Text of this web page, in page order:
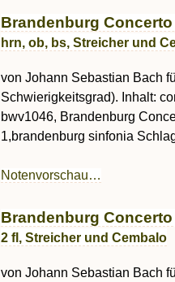
Brandenburg Concerto
hrn, ob, bs, Streicher und
von Johann Sebastian Bach
Schwierigkeitsgrad). Inhalt:
bwv1046, Brandenburg
1,brandenburg sinfonia
Notenvorschau…
Brandenburg Concerto
2 fl, Streicher und Cembalo
von Johann Sebastian Bach